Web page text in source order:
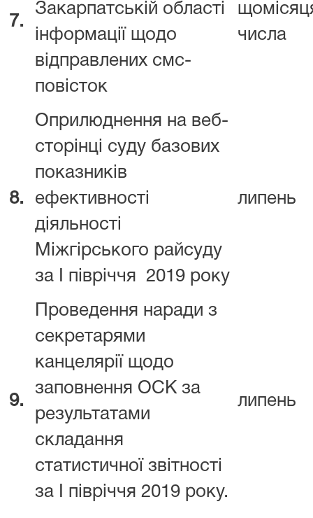
7.
Закарпатській області
інформації щодо
відправлених смс-
повісток
числа
8.
Оприлюднення на веб-
сторінці суду базових
показників
ефективності
діяльності
Міжгірського райсуду
за І півріччя 2019 року
липень
9.
Проведення наради з
секретарями
канцелярії щодо
заповнення ОСК за
результатами
складання
статистичної звітності
за І півріччя 2019 року.
липень